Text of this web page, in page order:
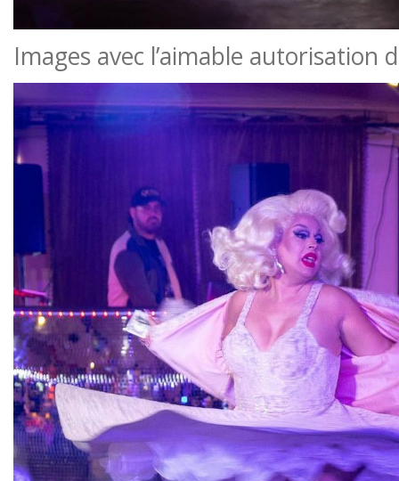
Images avec l’aimable autorisation